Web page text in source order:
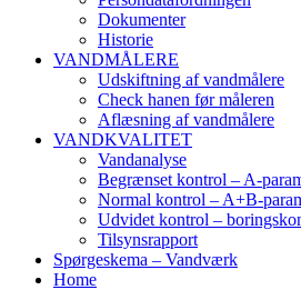
Dokumenter
Historie
VANDMÅLERE
Udskiftning af vandmålere
Check hanen før måleren
Aflæsning af vandmålere
VANDKVALITET
Vandanalyse
Begrænset kontrol – A-
Normal kontrol – A+B-
Udvidet kontrol –
Tilsynsrapport
Spørgeskema – Vandværk
Home